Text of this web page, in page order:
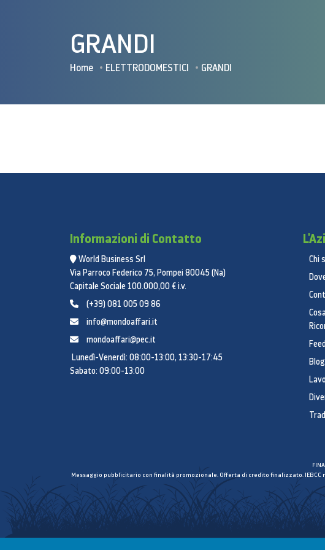
GRANDI
Home ELETTRODOMESTICI GRANDI
Informazioni di Contatto
World Business Srl
Via Parroco Federico 75, Pompei 80045 (Na)
Capitale Sociale 100.000,00 € i.v.
(+39) 081 005 09 86
info@mondoaffari.it
mondoaffari@pec.it
Lunedì-Venerdì: 08:00-13:00, 13:30-17:45
Sabato: 09:00-13:00
Chi
Blog
Messaggio pubblicitario con finalità promozionale. Offerta di credito finalizzato. IEBCC